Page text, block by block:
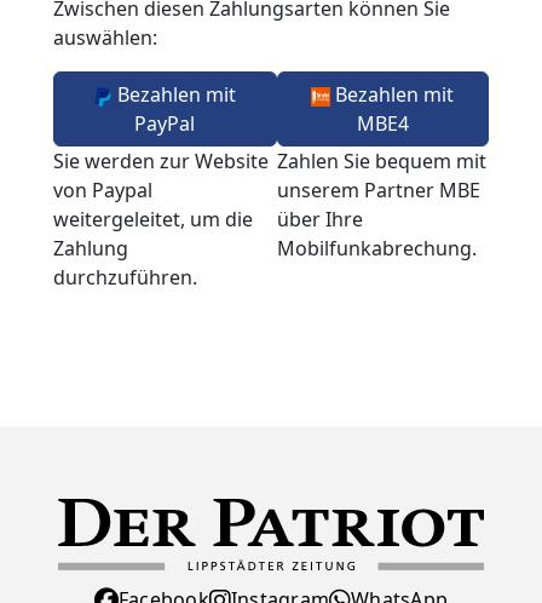
Zwischen diesen Zahlungsarten können Sie
auswählen:
Bezahlen mit
PayPal
Sie werden zur Website
von Paypal
weitergeleitet, um die
Zahlung
durchzuführen.
Bezahlen mit
MBE4
Zahlen Sie bequem mit
unserem Partner MBE
über Ihre
Mobilfunkabrechung.